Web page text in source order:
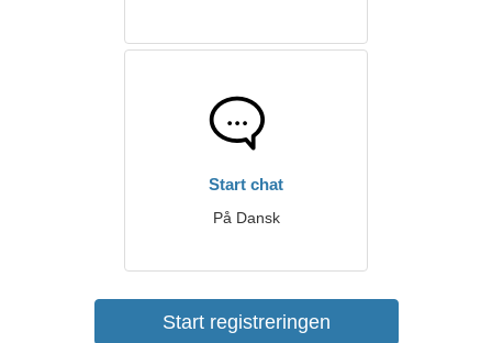
Start chat
På Dansk
Start registreringen